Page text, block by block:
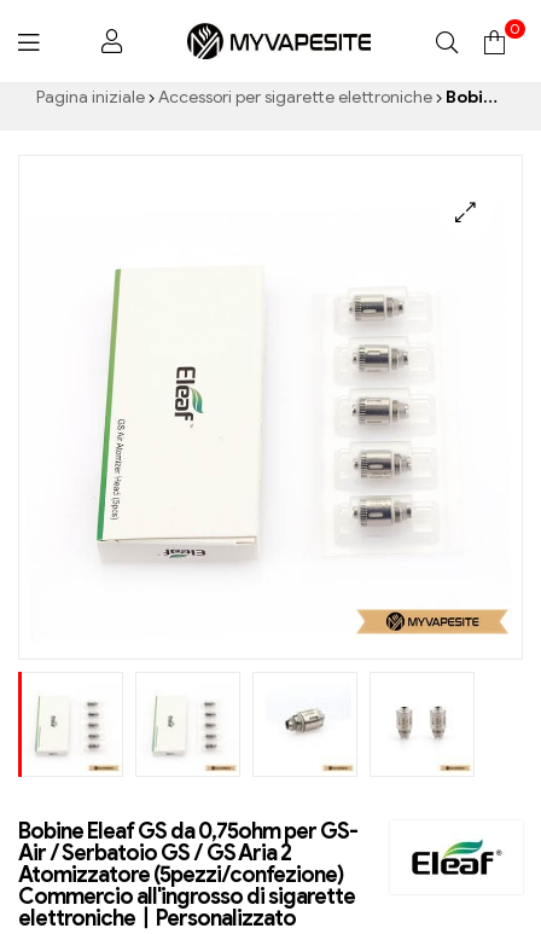
Myvapesite.de
0
Pagina iniziale Accessori per sigarette elettroniche Bobine Eleaf GS da 0,75ohm per GS-Air / Serbatoio GS / GS Aria 2 Atomizzatore (5pezzi/confezione) Commercio all'ingrosso di sigarette elettroniche丨Personalizzato
Bobine Eleaf GS da 0,75ohm per GS-
Air / Serbatoio GS / GS Aria 2
Atomizzatore (5pezzi/confezione)
Commercio all'ingrosso di sigarette
elettroniche丨Personalizzato